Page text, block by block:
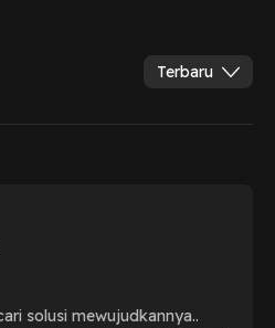
Terbaru
solusi mewujudkannya..